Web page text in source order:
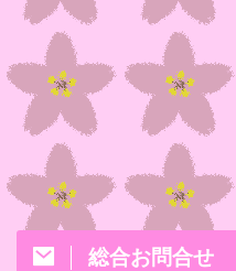
総合お問合せ